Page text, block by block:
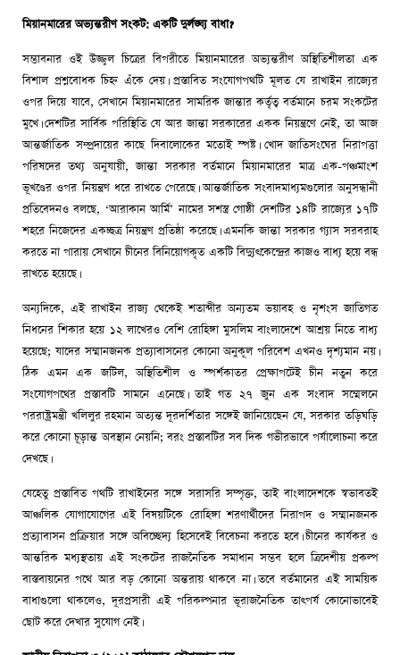
মিয়ানমারের অভ্যন্তরীণ সংকট: একটি দুর্লঙ্ঘ্য বাধা?
সম্ভাবনার ওই উজ্জ্বল চিত্রের বিপরীতে মিয়ানমারের অভ্যন্তরীণ অস্থিতিশীলতা এক
বিশাল প্রশ্নবোধক চিহ্ন এঁকে দেয়। প্রস্তাবিত সংযোগপথটি মূলত যে রাখাইন রাজ্যের
ওপর দিয়ে যাবে, সেখানে মিয়ানমারের সামরিক জান্তার কর্তৃত্ব বর্তমানে চরম সংকটের
মুখে। দেশটির সার্বিক পরিস্থিতি যে আর জান্তা সরকারের একক নিয়ন্ত্রণে নেই, তা আজ
আন্তর্জাতিক সম্প্রদায়ের কাছে দিবালোকের মতোই স্পষ্ট। খোদ জাতিসংঘের নিরাপত্তা
পরিষদের তথ্য অনুযায়ী, জান্তা সরকার বর্তমানে মিয়ানমারের মাত্র এক-পঞ্চমাংশ
ভূখণ্ডের ওপর নিয়ন্ত্রণ ধরে রাখতে পেরেছে। আন্তর্জাতিক সংবাদমাধ্যমগুলোর অনুসন্ধানী
প্রতিবেদনও বলছে, ‘আরাকান আর্মি’ নামের সশস্ত্র গোষ্ঠী দেশটির ১৪টি রাজ্যের ১৭টি
শহরে নিজেদের একচ্ছত্র নিয়ন্ত্রণ প্রতিষ্ঠা করেছে। এমনকি জান্তা সরকার গ্যাস সরবরাহ
করতে না পারায় সেখানে চীনের বিনিয়োগকৃত একটি বিদ্যুৎকেন্দ্রের কাজও বাধ্য হয়ে বন্ধ
রাখতে হয়েছে।
অন্যদিকে, এই রাখাইন রাজ্য থেকেই শতাব্দীর অন্যতম ভয়াবহ ও নৃশংস জাতিগত
নিধনের শিকার হয়ে ১২ লাখেরও বেশি রোহিঙ্গা মুসলিম বাংলাদেশে আশ্রয় নিতে বাধ্য
হয়েছে; যাদের সম্মানজনক প্রত্যাবাসনের কোনো অনুকূল পরিবেশ এখনও দৃশ্যমান নয়।
ঠিক এমন এক জটিল, অস্থিতিশীল ও স্পর্শকাতর প্রেক্ষাপটেই চীন নতুন করে
সংযোগপথের প্রস্তাবটি সামনে এনেছে। তাই গত ২৭ জুন এক সংবাদ সম্মেলনে
পররাষ্ট্রমন্ত্রী খলিলুর রহমান অত্যন্ত দূরদর্শিতার সঙ্গেই জানিয়েছেন যে, সরকার তড়িঘড়ি
করে কোনো চূড়ান্ত অবস্থান নেয়নি; বরং প্রস্তাবটির সব দিক গভীরভাবে পর্যালোচনা করে
দেখছে।
যেহেতু প্রস্তাবিত পথটি রাখাইনের সঙ্গে সরাসরি সম্পৃক্ত, তাই বাংলাদেশকে স্বভাবতই
আঞ্চলিক যোগাযোগের এই বিষয়টিকে রোহিঙ্গা শরণার্থীদের নিরাপদ ও সম্মানজনক
প্রত্যাবাসন প্রক্রিয়ার সঙ্গে অবিচ্ছেদ্য হিসেবেই বিবেচনা করতে হবে। চীনের কার্যকর ও
আন্তরিক মধ্যস্থতায় এই সংকটের রাজনৈতিক সমাধান সম্ভব হলে ত্রিদেশীয় প্রকল্প
বাস্তবায়নের পথে আর বড় কোনো অন্তরায় থাকবে না। তবে বর্তমানের এই সাময়িক
বাধাগুলো থাকলেও, দূরপ্রসারী এই পরিকল্পনার ভূরাজনৈতিক তাৎপর্য কোনোভাবেই
ছোট করে দেখার সুযোগ নেই।